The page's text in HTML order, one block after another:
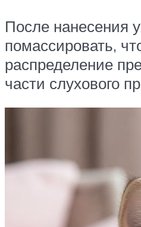
После нанесения
помассировать,
распределение
части слухового